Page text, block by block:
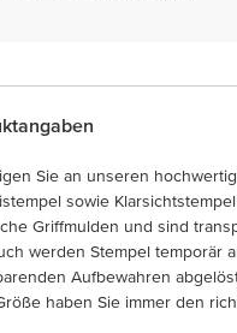
Sie an unseren
sowie
Griffmulden und sind
werden Stempel temporär
Aufbewahren
haben Sie immer den